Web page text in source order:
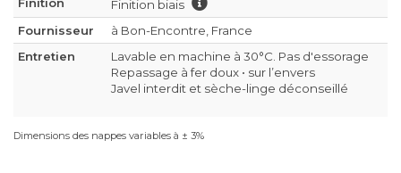
Finition biais
Fournisseur
à Bon-Encontre, France
Entretien
Lavable en machine à 30°C. Pas d'essorage
Repassage à fer doux • sur l’envers
Javel interdit et sèche-linge déconseillé
Dimensions des nappes variables à ± 3%